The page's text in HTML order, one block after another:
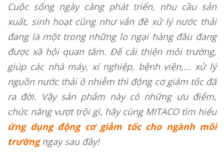
Cuộc sống ngày càng phát triển, nhu cầu sản
xuất, sinh hoạt cũng như vấn đề xử lý nước thải
đang là một trong những lo ngại hàng đầu đang
được xã hội quan tâm. Để cải thiện môi trường,
giúp các nhà máy, xí nghiệp, bệnh viện,... xử lý
nguồn nước thải ô nhiễm thì động cơ giảm tốc đã
ra đời. Vậy sản phẩm này có những ưu điểm,
chức năng vượt trội gì, hãy cùng MITACO tìm hiểu
ứng dụng động cơ giảm tốc cho ngành môi
trườngngay sau đây!